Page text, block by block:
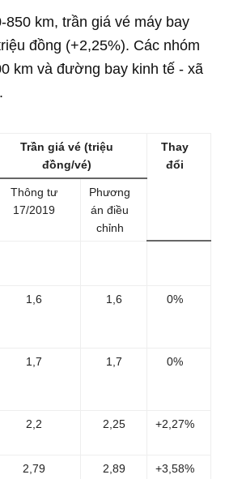
km, trần giá vé máy bay
đồng (+2,25%). Các nhóm
km và đường bay kinh tế - xã
Trần giá vé (triệu
đồng/vé)
Thay
đổi
Thông tư
17/2019
Phương
án điều
chỉnh
1,6 1,6 0%
1,7 1,7 0%
2,2 2,25 +2,27%
2,79 2,89 +3,58%